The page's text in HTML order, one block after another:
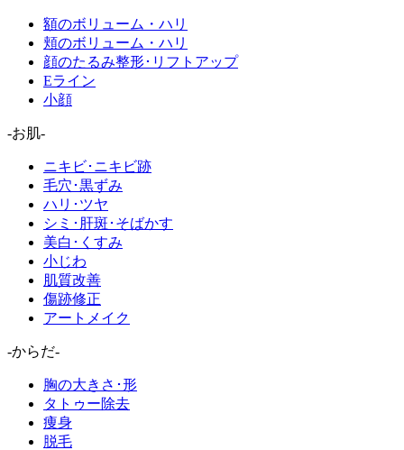
額のボリューム・ハリ
頬のボリューム・ハリ
顔のたるみ整形･リフトアップ
Eライン
小顔
-お肌-
ニキビ･ニキビ跡
毛穴･黒ずみ
ハリ･ツヤ
シミ･肝斑･そばかす
美白･くすみ
小じわ
肌質改善
傷跡修正
アートメイク
-からだ-
胸の大きさ･形
タトゥー除去
痩身
脱毛